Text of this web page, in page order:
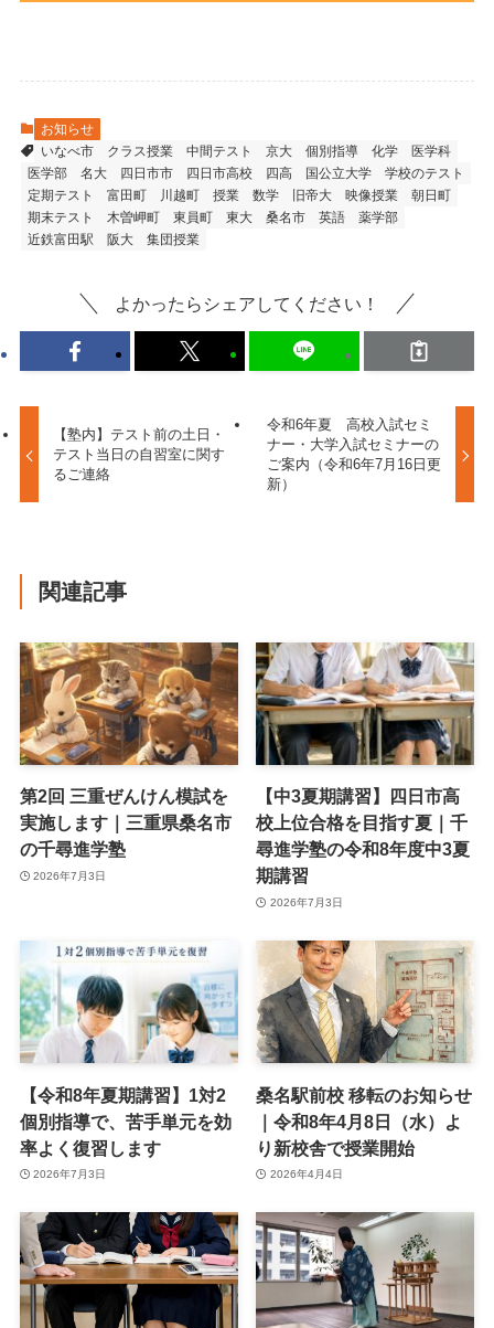
お知らせ
いなべ市
クラス授業 中間テスト 京大 個別指導 化学
医学科
医学部
名大 四日市市 四日市高校 四高 国公立大学
学校のテスト
定期テスト
富田町 川越町 授業 数学 旧帝大 映像授業
朝日町
期末テスト
木曽岬町 東員町 東大 桑名市 英語
薬学部
近鉄富田駅
阪大 集団授業
よかったらシェアしてください！
【塾内】テスト前の土日・
テスト当日の自習室に関す
るご連絡
令和6年夏 高校入試セミ
ナー・大学入試セミナーの
ご案内（令和6年7月16日更
新）
関連記事
第2回 三重ぜんけん模試を
実施します｜三重県桑名市
の千尋進学塾
2026年7月3日
【中3夏期講習】四日市高
校上位合格を目指す夏｜千
尋進学塾の令和8年度中3夏
期講習
2026年7月3日
【令和8年夏期講習】1対2
個別指導で、苦手単元を効
率よく復習します
2026年7月3日
桑名駅前校 移転のお知らせ
｜令和8年4月8日（水）よ
り新校舎で授業開始
2026年4月4日